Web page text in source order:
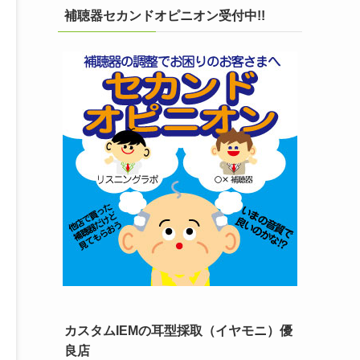
補聴器セカンドオピニオン受付中!!
カスタムIEMの耳型採取（イヤモニ）優
良店